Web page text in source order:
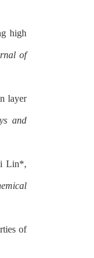
high
of
layer
and
Lin*,
of